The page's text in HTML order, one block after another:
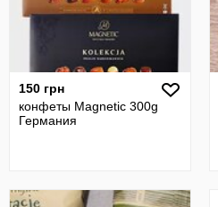
150 грн
конфеты Magnetic 300g
Германия